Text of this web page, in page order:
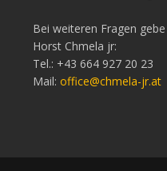
Bei weiteren Fragen
Horst Chmela jr:
Tel.: +43 664 927 20 23
Mail: office@chmela-jr.at